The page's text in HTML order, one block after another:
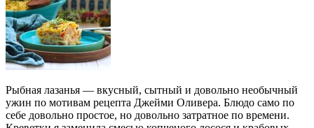
Рыбная лазанья — вкусный, сытный и довольно необычный
ужин по мотивам рецепта Джейми Оливера. Блюдо само по
себе довольно простое, но довольно затратное по времени.